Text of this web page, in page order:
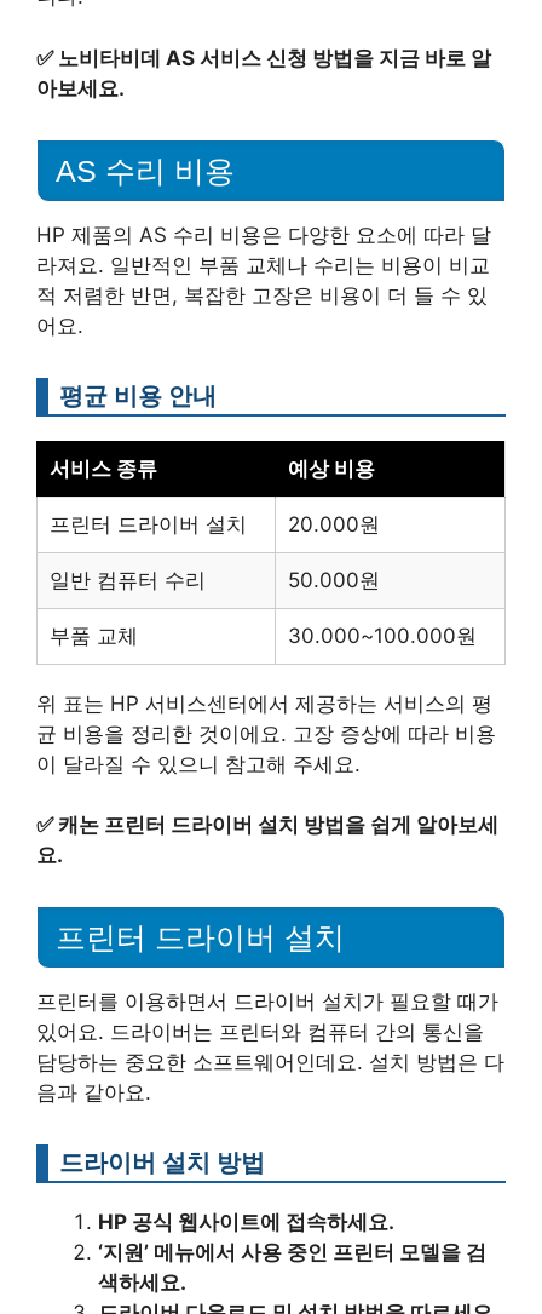
✅ 노비타비데 AS 서비스 신청 방법을 지금 바로 알
아보세요.
AS 수리 비용
HP 제품의 AS 수리 비용은 다양한 요소에 따라 달
라져요. 일반적인 부품 교체나 수리는 비용이 비교
적 저렴한 반면, 복잡한 고장은 비용이 더 들 수 있
어요.
평균 비용 안내
서비스 종류 예상 비용
프린터 드라이버 설치 20.000원
일반 컴퓨터 수리 50.000원
부품 교체 30.000~100.000원
위 표는 HP 서비스센터에서 제공하는 서비스의 평
균 비용을 정리한 것이에요. 고장 증상에 따라 비용
이 달라질 수 있으니 참고해 주세요.
✅캐논 프린터 드라이버 설치 방법을 쉽게 알아보세
요.
프린터 드라이버 설치
프린터를 이용하면서 드라이버 설치가 필요할 때가
있어요. 드라이버는 프린터와 컴퓨터 간의 통신을
담당하는 중요한 소프트웨어인데요. 설치 방법은 다
음과 같아요.
드라이버 설치 방법
HP 공식 웹사이트에 접속하세요.
‘지원’ 메뉴에서 사용 중인 프린터 모델을 검
색하세요.